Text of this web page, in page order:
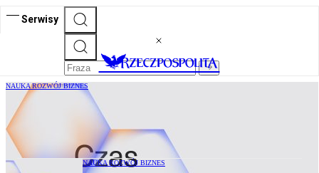
Serwisy
NAUKA ROZWÓJ BIZNES
Perspektywa pracy
NAUKA ROZWÓJ BIZNES